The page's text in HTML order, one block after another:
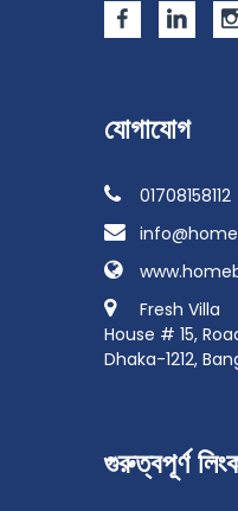
যোগাযোগ
01708158112
Fresh Villa
House # 15,
Dhaka-1212,
গুরুত্বপূর্ণ